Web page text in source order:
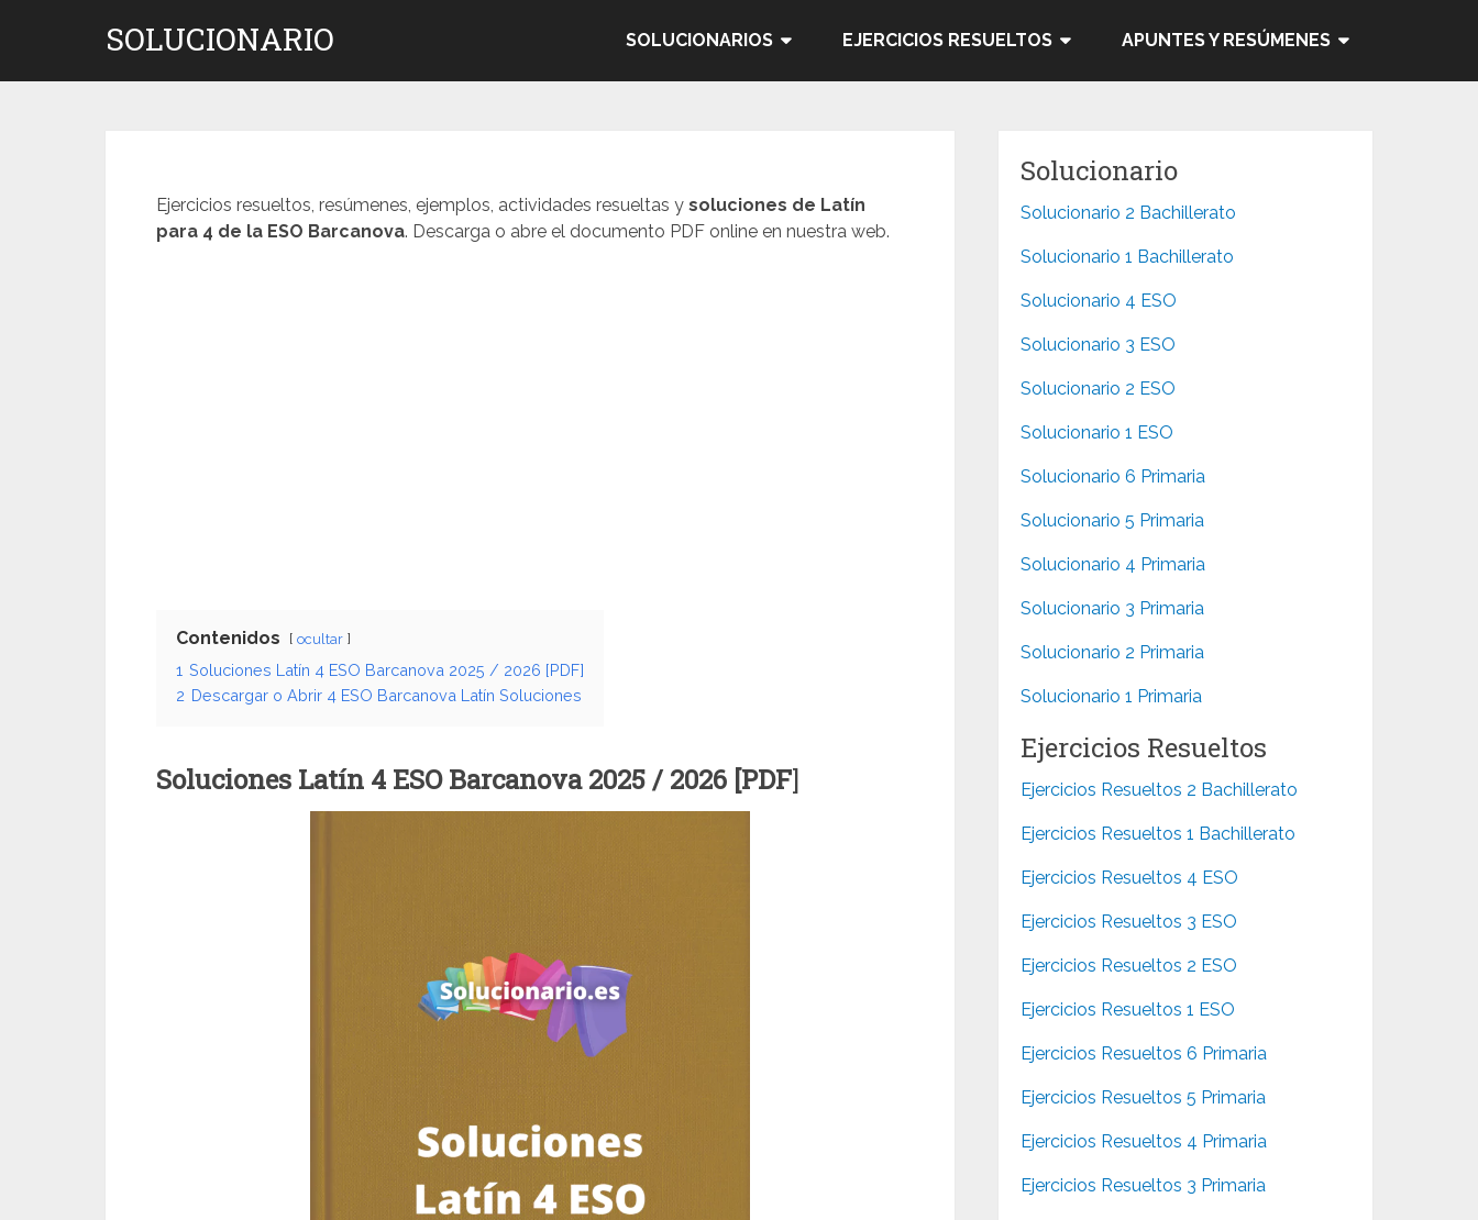
SOLUCIONARIO SOLUCIONARIOS EJERCICIOS RESUELTOS APUNTES Y RESÚMENES
Ejercicios resueltos, resúmenes, ejemplos, actividades resueltas y soluciones de Latín
para 4 de la ESO Barcanova. Descarga o abre el documento PDF online en nuestra web.
Contenidos ocultar
1 Soluciones Latín 4 ESO Barcanova 2025 / 2026 [PDF]
2 Descargar o Abrir 4 ESO Barcanova Latín Soluciones
Soluciones Latín 4 ESO Barcanova 2025 / 2026 [PDF]
Solucionario
Solucionario 2 Bachillerato
Solucionario 1 Bachillerato
Solucionario 4 ESO
Solucionario 3 ESO
Solucionario 2 ESO
Solucionario 1 ESO
Solucionario 6 Primaria
Solucionario 5 Primaria
Solucionario 4 Primaria
Solucionario 3 Primaria
Solucionario 2 Primaria
Solucionario 1 Primaria
Ejercicios Resueltos
Ejercicios Resueltos 2 Bachillerato
Ejercicios Resueltos 1 Bachillerato
Ejercicios Resueltos 4 ESO
Ejercicios Resueltos 3 ESO
Ejercicios Resueltos 2 ESO
Ejercicios Resueltos 1 ESO
Ejercicios Resueltos 6 Primaria
Ejercicios Resueltos 5 Primaria
Ejercicios Resueltos 4 Primaria
Ejercicios Resueltos 3 Primaria